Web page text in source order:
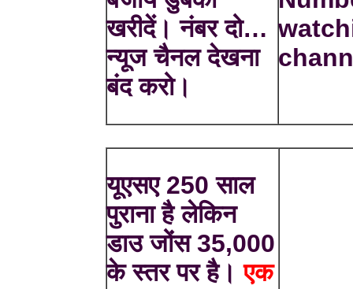
खरीदें। नंबर दो…
न्यूज चैनल देखना
बंद करो।
यूएसए 250 साल
पुराना है लेकिन
डाउ जोंस 35,000
के स्तर पर है।एक